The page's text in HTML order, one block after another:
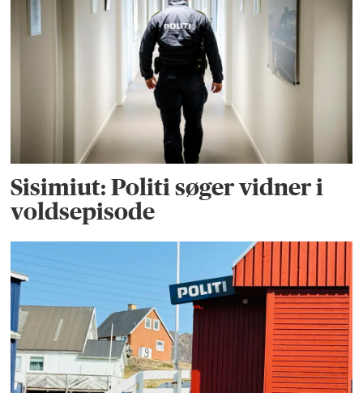
Sisimiut: Politi søger vidner i
voldsepisode